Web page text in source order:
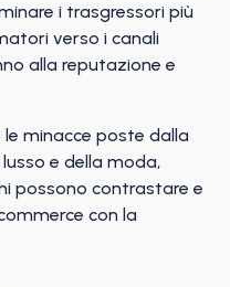
i trasgressori più
verso i canali
alla reputazione e
minacce poste dalla
e della moda,
possono contrastare e
con la